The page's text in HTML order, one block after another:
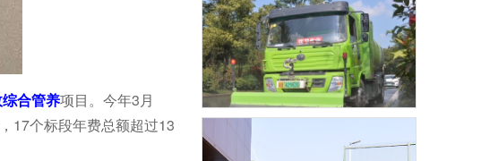
合管养项目。今年3月
17个标段年费总额超过13
市政管养一体化